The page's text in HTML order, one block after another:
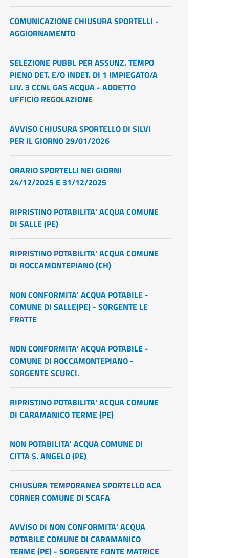
COMUNICAZIONE CHIUSURA SPORTELLI -
AGGIORNAMENTO
SELEZIONE PUBBL PER ASSUNZ. TEMPO
PIENO DET. E/O INDET. DI 1 IMPIEGATO/A
LIV. 3 CCNL GAS ACQUA - ADDETTO
UFFICIO REGOLAZIONE
AVVISO CHIUSURA SPORTELLO DI SILVI
PER IL GIORNO 29/01/2026
ORARIO SPORTELLI NEI GIORNI
24/12/2025 E 31/12/2025
RIPRISTINO POTABILITA' ACQUA COMUNE
DI SALLE (PE)
RIPRISTINO POTABILITA' ACQUA COMUNE
DI ROCCAMONTEPIANO (CH)
NON CONFORMITA' ACQUA POTABILE -
COMUNE DI SALLE(PE) - SORGENTE LE
FRATTE
NON CONFORMITA' ACQUA POTABILE -
COMUNE DI ROCCAMONTEPIANO -
SORGENTE SCURCI.
RIPRISTINO POTABILITA' ACQUA COMUNE
DI CARAMANICO TERME (PE)
NON POTABILITA' ACQUA COMUNE DI
CITTA S. ANGELO (PE)
CHIUSURA TEMPORANEA SPORTELLO ACA
CORNER COMUNE DI SCAFA
AVVISO DI NON CONFORMITA' ACQUA
POTABILE COMUNE DI CARAMANICO
TERME (PE) - SORGENTE FONTE MATRICE